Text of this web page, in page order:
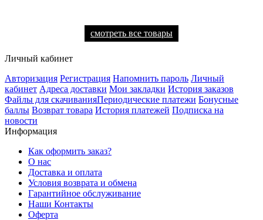
смотреть все товары
Личный кабинет
Авторизация Регистрация Напомнить пароль Личный
кабинет Адреса доставки Мои закладки История заказов
Файлы для скачиванияПериодические платежи Бонусные
баллы Возврат товара История платежей Подписка на
новости
Информация
Как оформить заказ?
О нас
Доставка и оплата
Условия возврата и обмена
Гарантийное обслуживание
Наши Контакты
Оферта